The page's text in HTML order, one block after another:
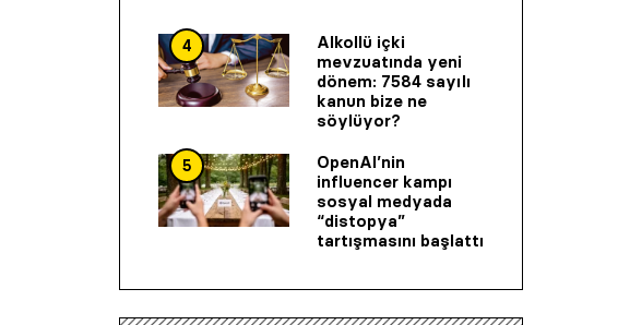
4
Alkollü içki
mevzuatında yeni
dönem: 7584 sayılı
kanun bize ne
söylüyor?
5
OpenAI’nin
influencer kampı
sosyal medyada
“distopya”
tartışmasını başlattı